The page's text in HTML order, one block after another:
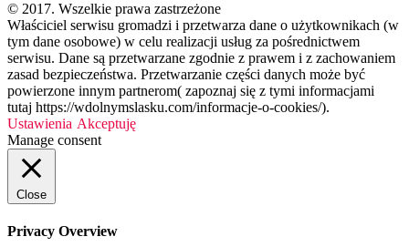
© 2017. Wszelkie prawa zastrzeżone
Właściciel serwisu gromadzi i przetwarza dane o użytkownikach (w
tym dane osobowe) w celu realizacji usług za pośrednictwem
serwisu. Dane są przetwarzane zgodnie z prawem i z zachowaniem
zasad bezpieczeństwa. Przetwarzanie części danych może być
powierzone innym partnerom( zapoznaj się z tymi informacjami
tutaj https://wdolnymslasku.com/informacje-o-cookies/).
Ustawienia Akceptuję
Manage consent
Close
Privacy Overview